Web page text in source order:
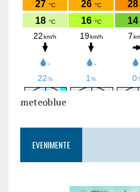
meteoblue
EVENIMENTE